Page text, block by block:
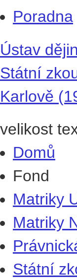
Poradna
Ústav
Státní
Karlově
velikost
Domů
Fond
Matriky
Matriky
Státní